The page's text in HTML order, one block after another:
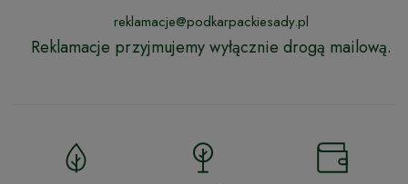
reklamacje@podkarpackiesady.pl
Reklamacje przyjmujemy wyłącznie drogą mailową.